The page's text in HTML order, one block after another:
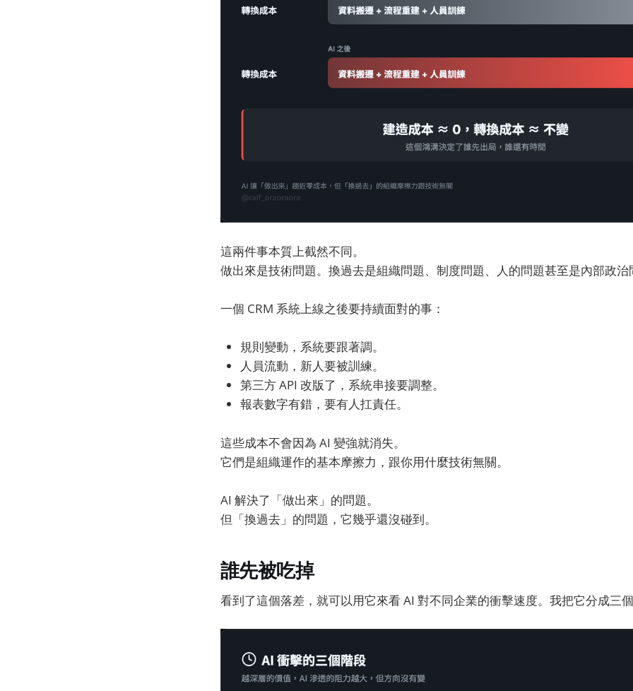
這兩件事本質上截然不同。
做出來是技術問題。換過去是組織問題、制度問題、人的問題甚至是內部政治
一個 CRM 系統上線之後要持續面對的事：
規則變動，系統要跟著調。
人員流動，新人要被訓練。
第三方 API 改版了，系統串接要調整。
報表數字有錯，要有人扛責任。
這些成本不會因為 AI 變強就消失。
它們是組織運作的基本摩擦力，跟你用什麼技術無關。
AI 解決了「做出來」的問題。
但「換過去」的問題，它幾乎還沒碰到。
誰先被吃掉
看到了這個落差，就可以用它來看 AI 對不同企業的衝擊速度。我把它分成三